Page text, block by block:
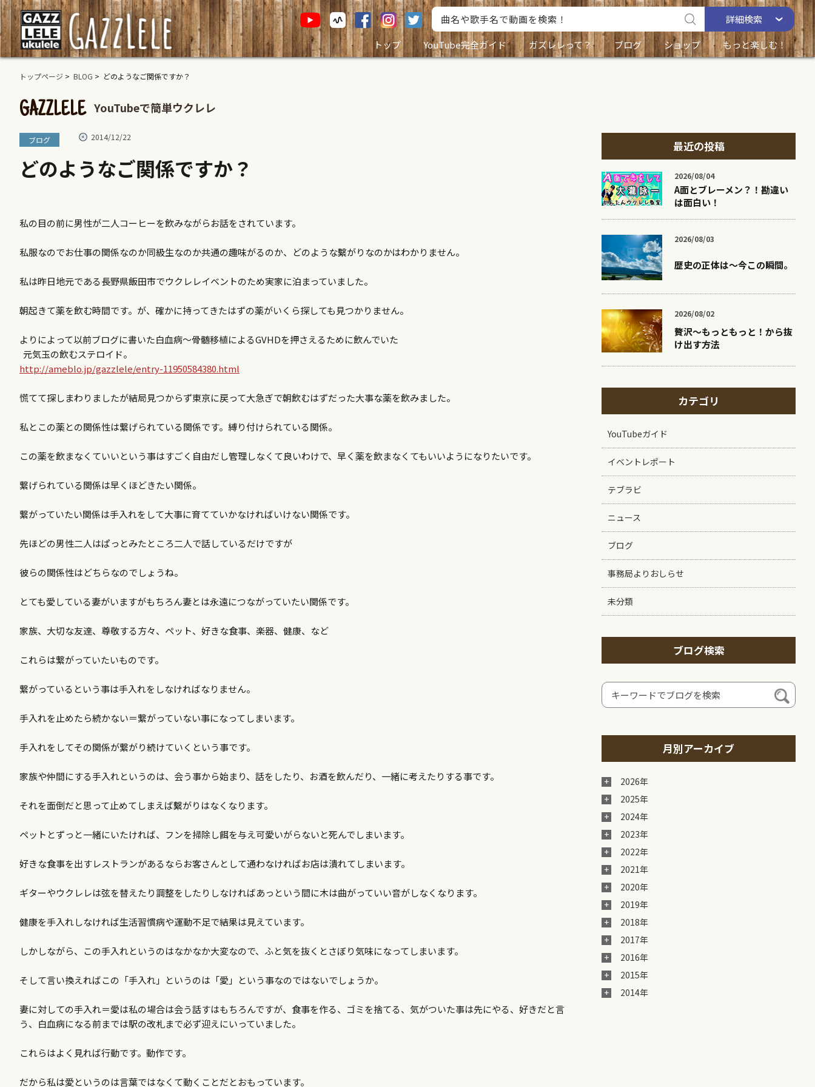
詳細検索
トップ
YouTube完全ガイド ガズレレって？ ブログ ショップ もっと楽しむ！
トップページ > BLOG > どのようなご関係ですか？
GAZZLELE YouTubeで簡単ウクレレ
ブログ 2014/12/22
どのようなご関係ですか？
私の目の前に男性が二人コーヒーを飲みながらお話をされています。
私服なのでお仕事の関係なのか同級生なのか共通の趣味がるのか、どのような繫がりなのかはわかりません。
私は昨日地元である長野県飯田市でウクレレイベントのため実家に泊まっていました。
朝起きて薬を飲む時間です。が、確かに持ってきたはずの薬がいくら探しても見つかりません。
よりによって以前ブログに書いた白血病～骨髄移植によるGVHDを押さえるために飲んでいた
元気玉の飲むステロイド。
http://ameblo.jp/gazzlele/entry-11950584380.html
慌てて探しまわりましたが結局見つからず東京に戻って大急ぎで朝飲むはずだった大事な薬を飲みました。
私とこの薬との関係性は繋げられている関係です。縛り付けられている関係。
この薬を飲まなくていいという事はすごく自由だし管理しなくて良いわけで、早く薬を飲まなくてもいいようになりたいです。
繋げられている関係は早くほどきたい関係。
繋がっていたい関係は手入れをして大事に育てていかなければいけない関係です。
先ほどの男性二人はぱっとみたところ二人で話しているだけですが
彼らの関係性はどちらなのでしょうね。
とても愛している妻がいますがもちろん妻とは永遠につながっていたい関係です。
家族、大切な友達、尊敬する方々、ペット、好きな食事、楽器、健康、など
これらは繋がっていたいものです。
繋がっているという事は手入れをしなければなりません。
手入れを止めたら続かない＝繋がっていない事になってしまいます。
手入れをしてその関係が繋がり続けていくという事です。
家族や仲間にする手入れというのは、会う事から始まり、話をしたり、お酒を飲んだり、一緒に考えたりする事です。
それを面倒だと思って止めてしまえば繫がりはなくなります。
ペットとずっと一緒にいたければ、フンを掃除し餌を与え可愛いがらないと死んでしまいます。
好きな食事を出すレストランがあるならお客さんとして通わなければお店は潰れてしまいます。
ギターやウクレレは弦を替えたり調整をしたりしなければあっという間に木は曲がっていい音がしなくなります。
健康を手入れしなければ生活習慣病や運動不足で結果は見えています。
しかしながら、この手入れというのはなかなか大変なので、ふと気を抜くとさぼり気味になってしまいます。
そして言い換えればこの「手入れ」というのは「愛」という事なのではないでしょうか。
妻に対しての手入れ＝愛は私の場合は会う話すはもちろんですが、食事を作る、ゴミを捨てる、気がついた事は先にやる、好きだと言
う、白血病になる前までは駅の改札まで必ず迎えにいっていました。
これらはよく見れば行動です。動作です。
だから私は愛というのは言葉ではなくて動くことだとおもっています。
最近の投稿
2026/08/04
A面とブレーメン？！勘違い
は面白い！
2026/08/03
歴史の正体は〜今この瞬間。
2026/08/02
贅沢〜もっともっと！から抜
け出す方法
カテゴリ
YouTubeガイド
イベントレポート
テブラビ
ニュース
ブログ
事務局よりおしらせ
未分類
ブログ検索
月別アーカイブ
2026年
2025年
2024年
2023年
2022年
2021年
2020年
2019年
2018年
2017年
2016年
2015年
2014年